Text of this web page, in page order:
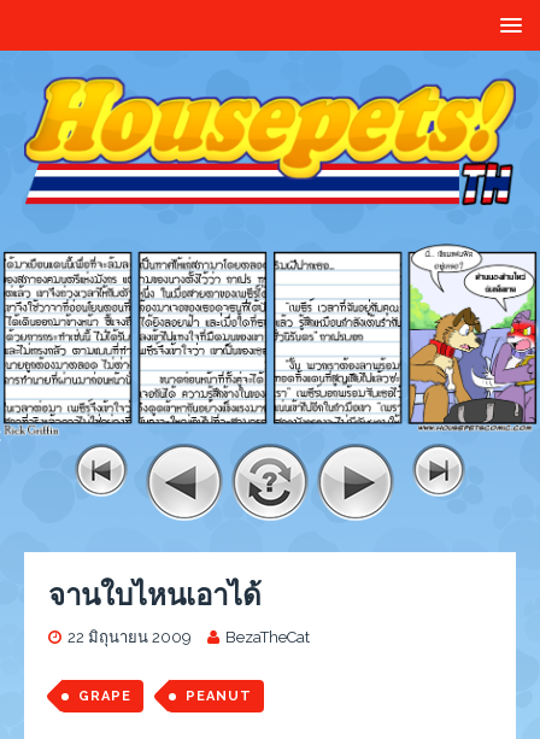
จานใบไหนเอาได้
22 มิถุนายน 2009 BezaTheCat
GRAPE PEANUT